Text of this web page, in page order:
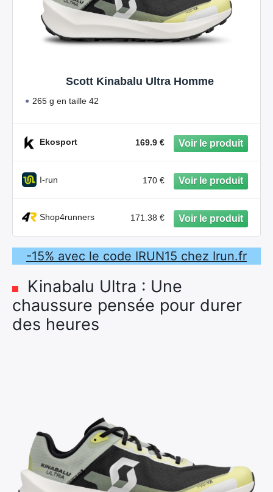
Scott Kinabalu Ultra Homme
265 g en taille 42
Ekosport 169.9 €
I-run 170 €
Shop4runners 171.38 €
-15% avec le code IRUN15 chez Irun.fr
Kinabalu Ultra : Une
chaussure pensée pour durer
des heures